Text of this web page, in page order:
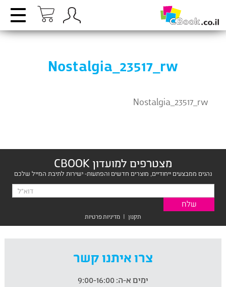
Nostalgia_23517_rw
Nostalgia_23517_rw
מצטרפים למועדון CBOOK
נהנים ממבצעים ייחודיים, מוצרים חדשים והפתעות- ישירות לתיבת המייל שלכם
תקנון | מדיניות פרטיות
צרו איתנו קשר
ימים א-ה: